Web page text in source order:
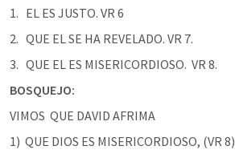
EL ES JUSTO. VR 6
QUE EL SE HA REVELADO. VR 7.
QUE EL ES MISERICORDIOSO.  VR 8.
BOSQUEJO:
VIMOS  QUE DAVID AFRIMA
1)  QUE DIOS ES MISERICORDIOSO, (VR 8)